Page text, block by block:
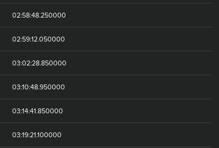
02:58:48.250000
02:59:12.050000
03:02:28.850000
03:10:48.950000
03:14:41.850000
03:19:21.100000